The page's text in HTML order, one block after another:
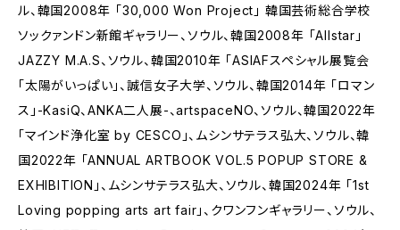
ル、韓国2008年 「30,000 Won Project」 韓国芸術総合学校
ソックァンドン新館ギャラリー、ソウル、韓国2008年 「Allstar」
JAZZY M.A.S、ソウル、韓国2010年 「ASIAFスペシャル展覧会
「太陽がいっぱい」、誠信女子大学、ソウル、韓国2014年 「ロマン
ス」-KasiQ、ANKA二人展-、artspaceNO、ソウル、韓国2022年
「マインド浄化室 by CESCO」、ムシンサテラス弘大、ソウル、韓
国2022年 「ANNUAL ARTBOOK VOL.5 POPUP STORE &
EXHIBITION」、ムシンサテラス弘大、ソウル、韓国2024年 「1st
Loving popping arts art fair」、クワンフンギャラリー、ソウル、